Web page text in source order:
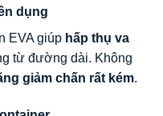
dụng
EVA giúp hấp thụ va
từ đường dài. Không
giảm chấn rất kém.